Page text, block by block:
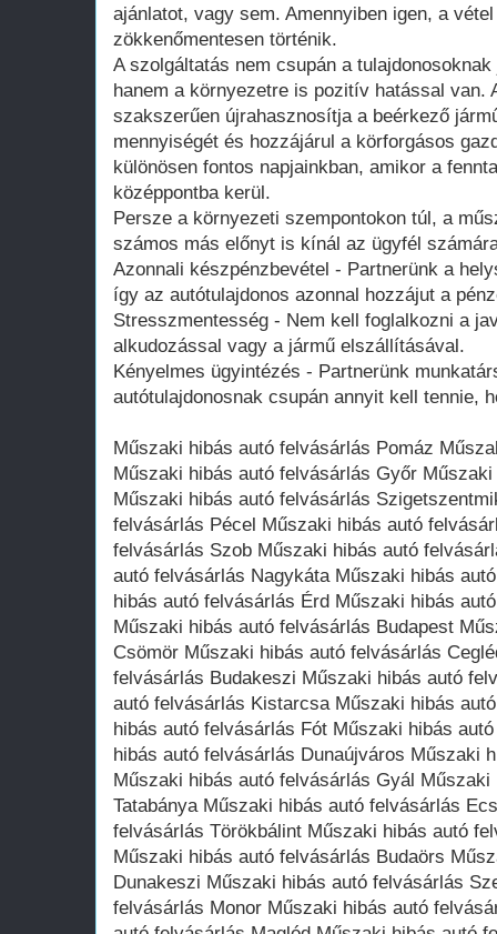
ajánlatot, vagy sem. Amennyiben igen, a
zökkenőmentesen történik.
A szolgáltatás nem csupán a
hanem a környezetre is pozitív hatással van.
szakszerűen újrahasznosítja a beérkező
mennyiségét és hozzájárul a körforgásos
különösen fontos napjainkban, amikor a
középpontba kerül.
Persze a környezeti szempontokon túl, a
számos más előnyt is kínál az ügyfél
Azonnali készpénzbevétel - Partnerünk a
így az autótulajdonos azonnal hozzájut a
Stresszmentesség - Nem kell foglalkozni a
alkudozással vagy a jármű elszállításával.
Kényelmes ügyintézés - Partnerünk
autótulajdonosnak csupán annyit kell tennie,
Műszaki hibás autó felvásárlás Pomáz
Műszaki hibás autó felvásárlás Győr
Műszaki hibás autó felvásárlás
felvásárlás Pécel Műszaki hibás autó
felvásárlás Szob Műszaki hibás autó
autó felvásárlás Nagykáta Műszaki hibás
hibás autó felvásárlás Érd Műszaki hibás
Műszaki hibás autó felvásárlás Budapest
Csömör Műszaki hibás autó felvásárlás
felvásárlás Budakeszi Műszaki hibás autó
autó felvásárlás Kistarcsa Műszaki hibás
hibás autó felvásárlás Fót Műszaki hibás
hibás autó felvásárlás Dunaújváros Műszaki
Műszaki hibás autó felvásárlás Gyál
Tatabánya Műszaki hibás autó felvásárlás
felvásárlás Törökbálint Műszaki hibás autó
Műszaki hibás autó felvásárlás Budaörs
Dunakeszi Műszaki hibás autó felvásárlás
felvásárlás Monor Műszaki hibás autó